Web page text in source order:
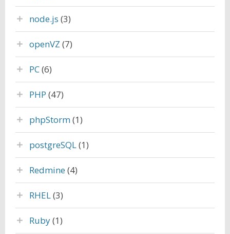
node.js (3)
openVZ (7)
PC(6)
PHP (47)
phpStorm(1)
postgreSQL(1)
Redmine(4)
RHEL(3)
Ruby(1)